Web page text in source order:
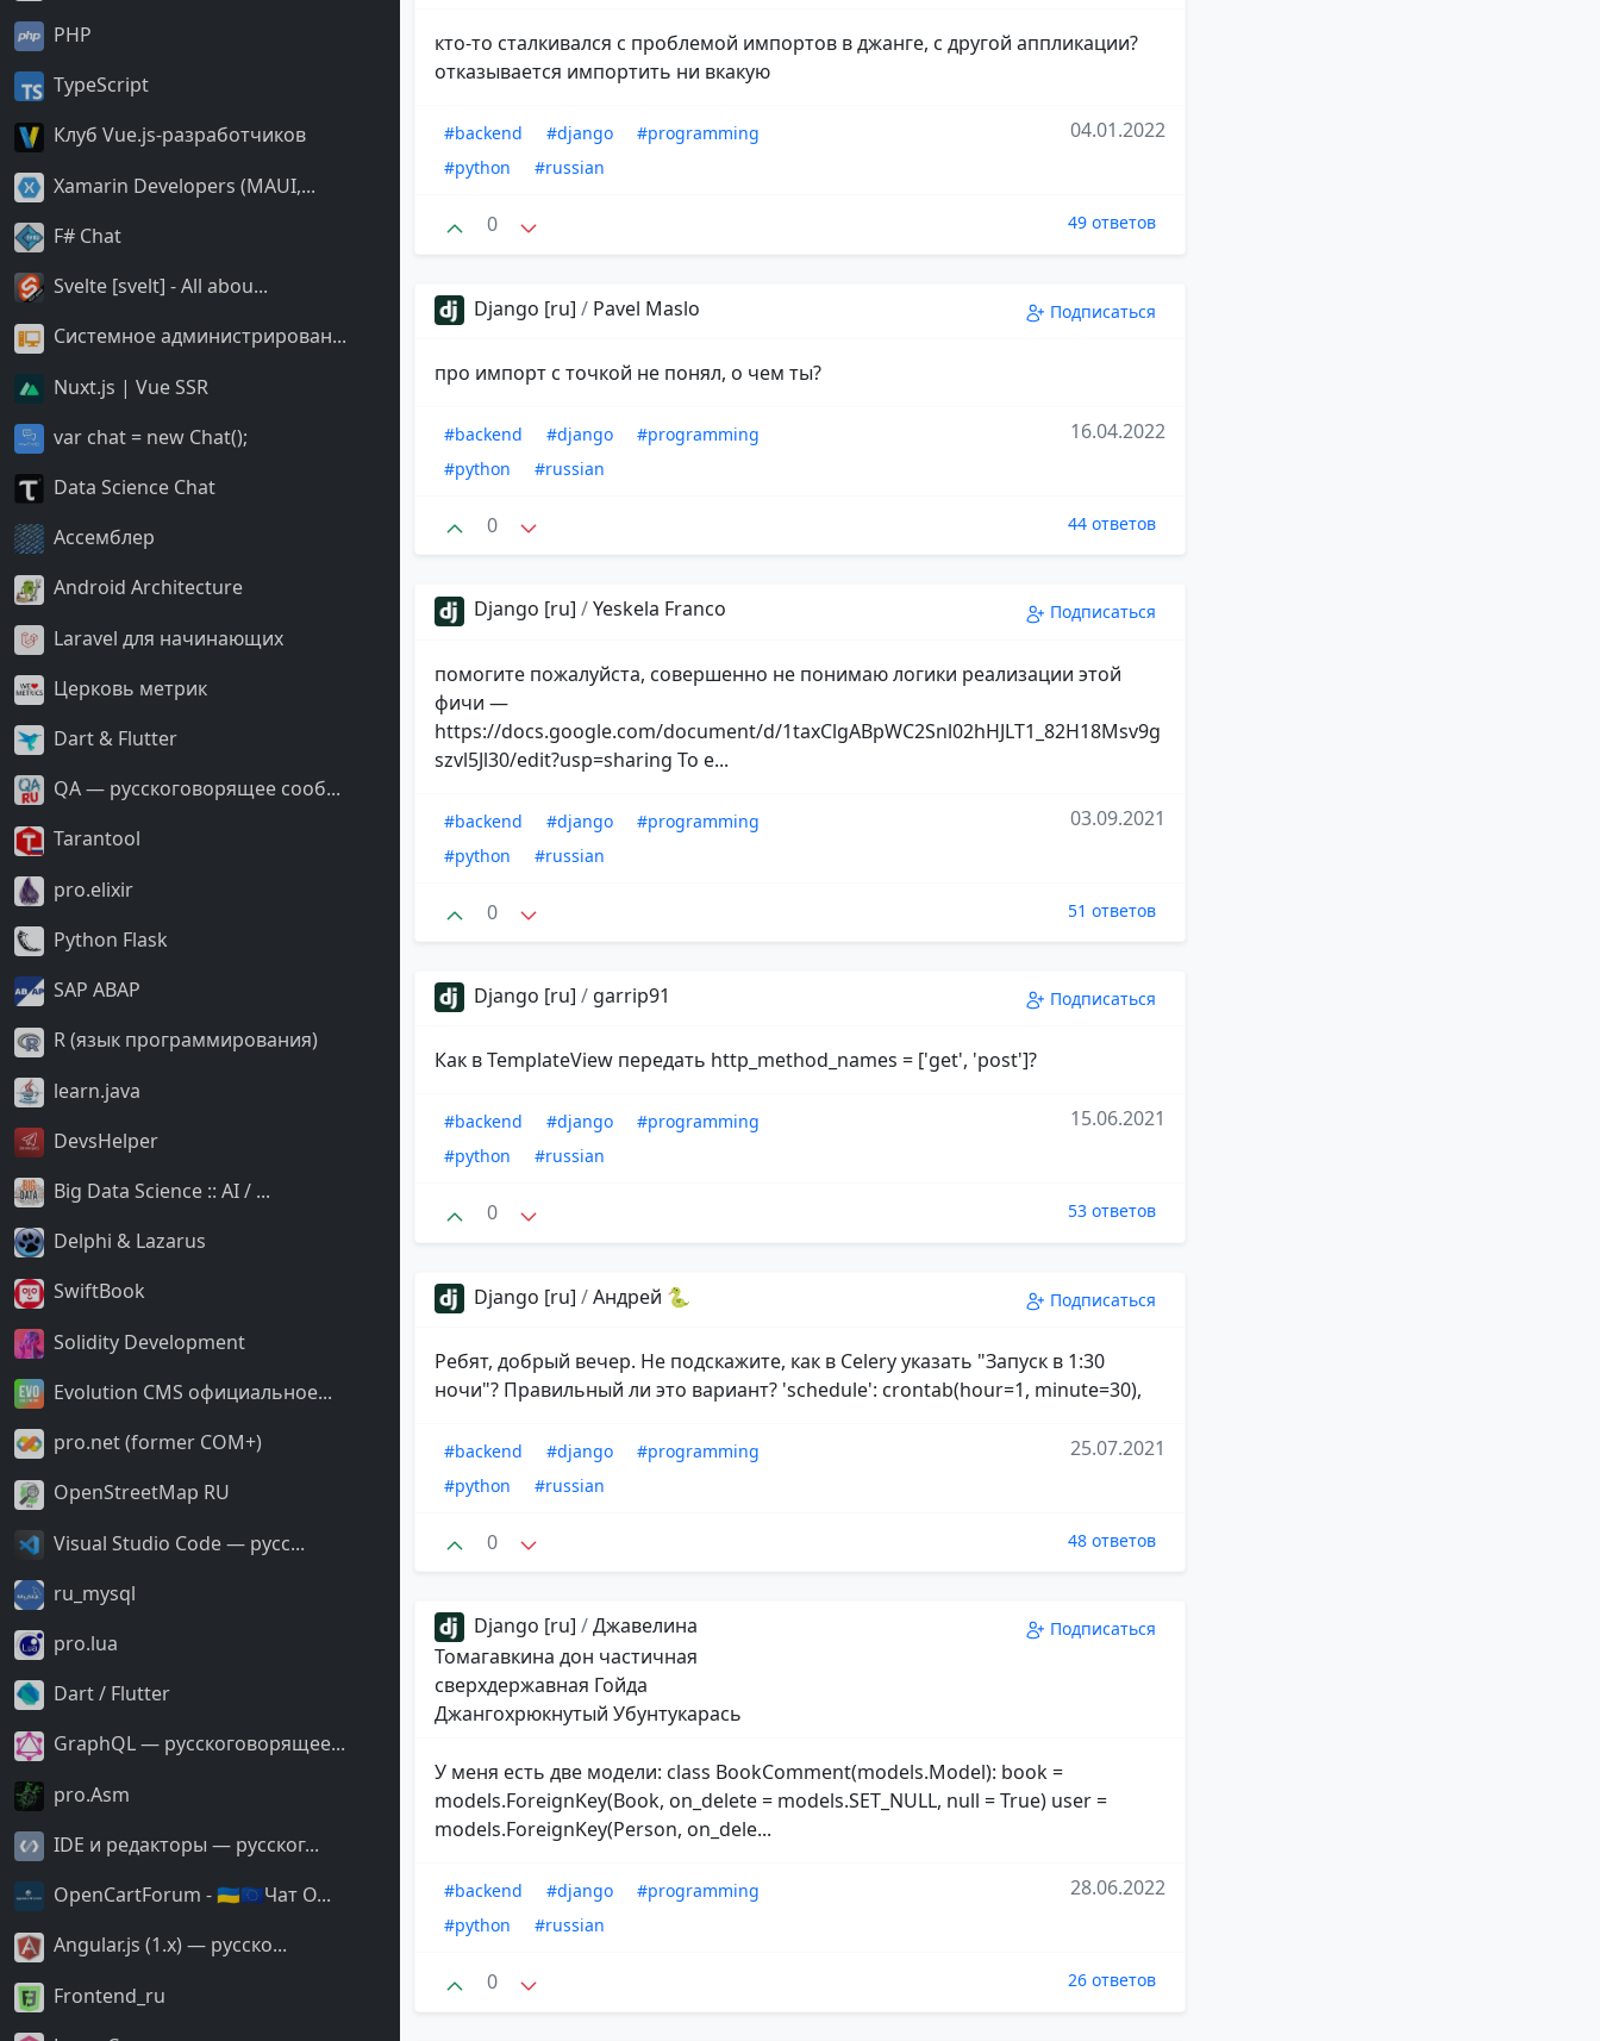
PHP
TypeScript
Клуб Vue.js-разработчиков
Xamarin Developers (MAUI,...
F# Chat
Svelte [svelt] - All abou...
Системное администрирован...
Nuxt.js | Vue SSR
var chat = new Chat();
Data Science Chat
Ассемблер
Android Architecture
Laravel для начинающих
Церковь метрик
Dart & Flutter
QA — русскоговорящее сооб...
Tarantool
pro.elixir
Python Flask
SAP ABAP
R (язык программирования)
learn.java
DevsHelper
Big Data Science :: AI / ...
Delphi & Lazarus
SwiftBook
Solidity Development
Evolution CMS официальное...
pro.net (former COM+)
OpenStreetMap RU
Visual Studio Code — русс...
ru_mysql
pro.lua
Dart / Flutter
GraphQL — русскоговорящее...
pro.Asm
IDE и редакторы — русског...
OpenCartForum - 🇺🇦🇪🇺Чат O...
Angular.js (1.x) — русско...
Frontend_ru
кто-то сталкивался с проблемой импортов в джанге, с другой аппликации?
отказывается импортить ни вкакую
#backend #django
#programming
#python
#russian
04.01.2022
0 49 ответов
Django [ru] / Pavel Maslo Подписаться
про импорт с точкой не понял, о чем ты?
#backend #django
#programming
#python
#russian
16.04.2022
0 44 ответов
Django [ru] /Yeskela Franco Подписаться
помогите пожалуйста, совершенно не понимаю логики реализации этой
фичи —
https://docs.google.com/document/d/1taxClgABpWC2Snl02hHJLT1_82H18Msv9g
szvl5Jl30/edit?usp=sharing То е...
#backend #django
#programming
#python
#russian
03.09.2021
0 51 ответов
Django [ru] / garrip91 Подписаться
Как в TemplateView передать http_method_names = ['get', 'post']?
#backend #django
#programming
#python
#russian
15.06.2021
0 53 ответов
Django [ru] /Андрей 🐍 Подписаться
Ребят, добрый вечер. Не подскажите, как в Celery указать "Запуск в 1:30
ночи"? Правильный ли это вариант? 'schedule': crontab(hour=1, minute=30),
#backend #django
#programming
#python
#russian
25.07.2021
0 48 ответов
Django [ru] /Джавелина
Томагавкина дон частичная
сверхдержавная Гойда
Джангохрюкнутый Убунтукарась
Подписаться
У меня есть две модели: class BookComment(models.Model): book =
models.ForeignKey(Book, on_delete = models.SET_NULL, null = True) user =
models.ForeignKey(Person, on_dele...
#backend #django
#programming
#python
#russian
28.06.2022
0 26 ответов